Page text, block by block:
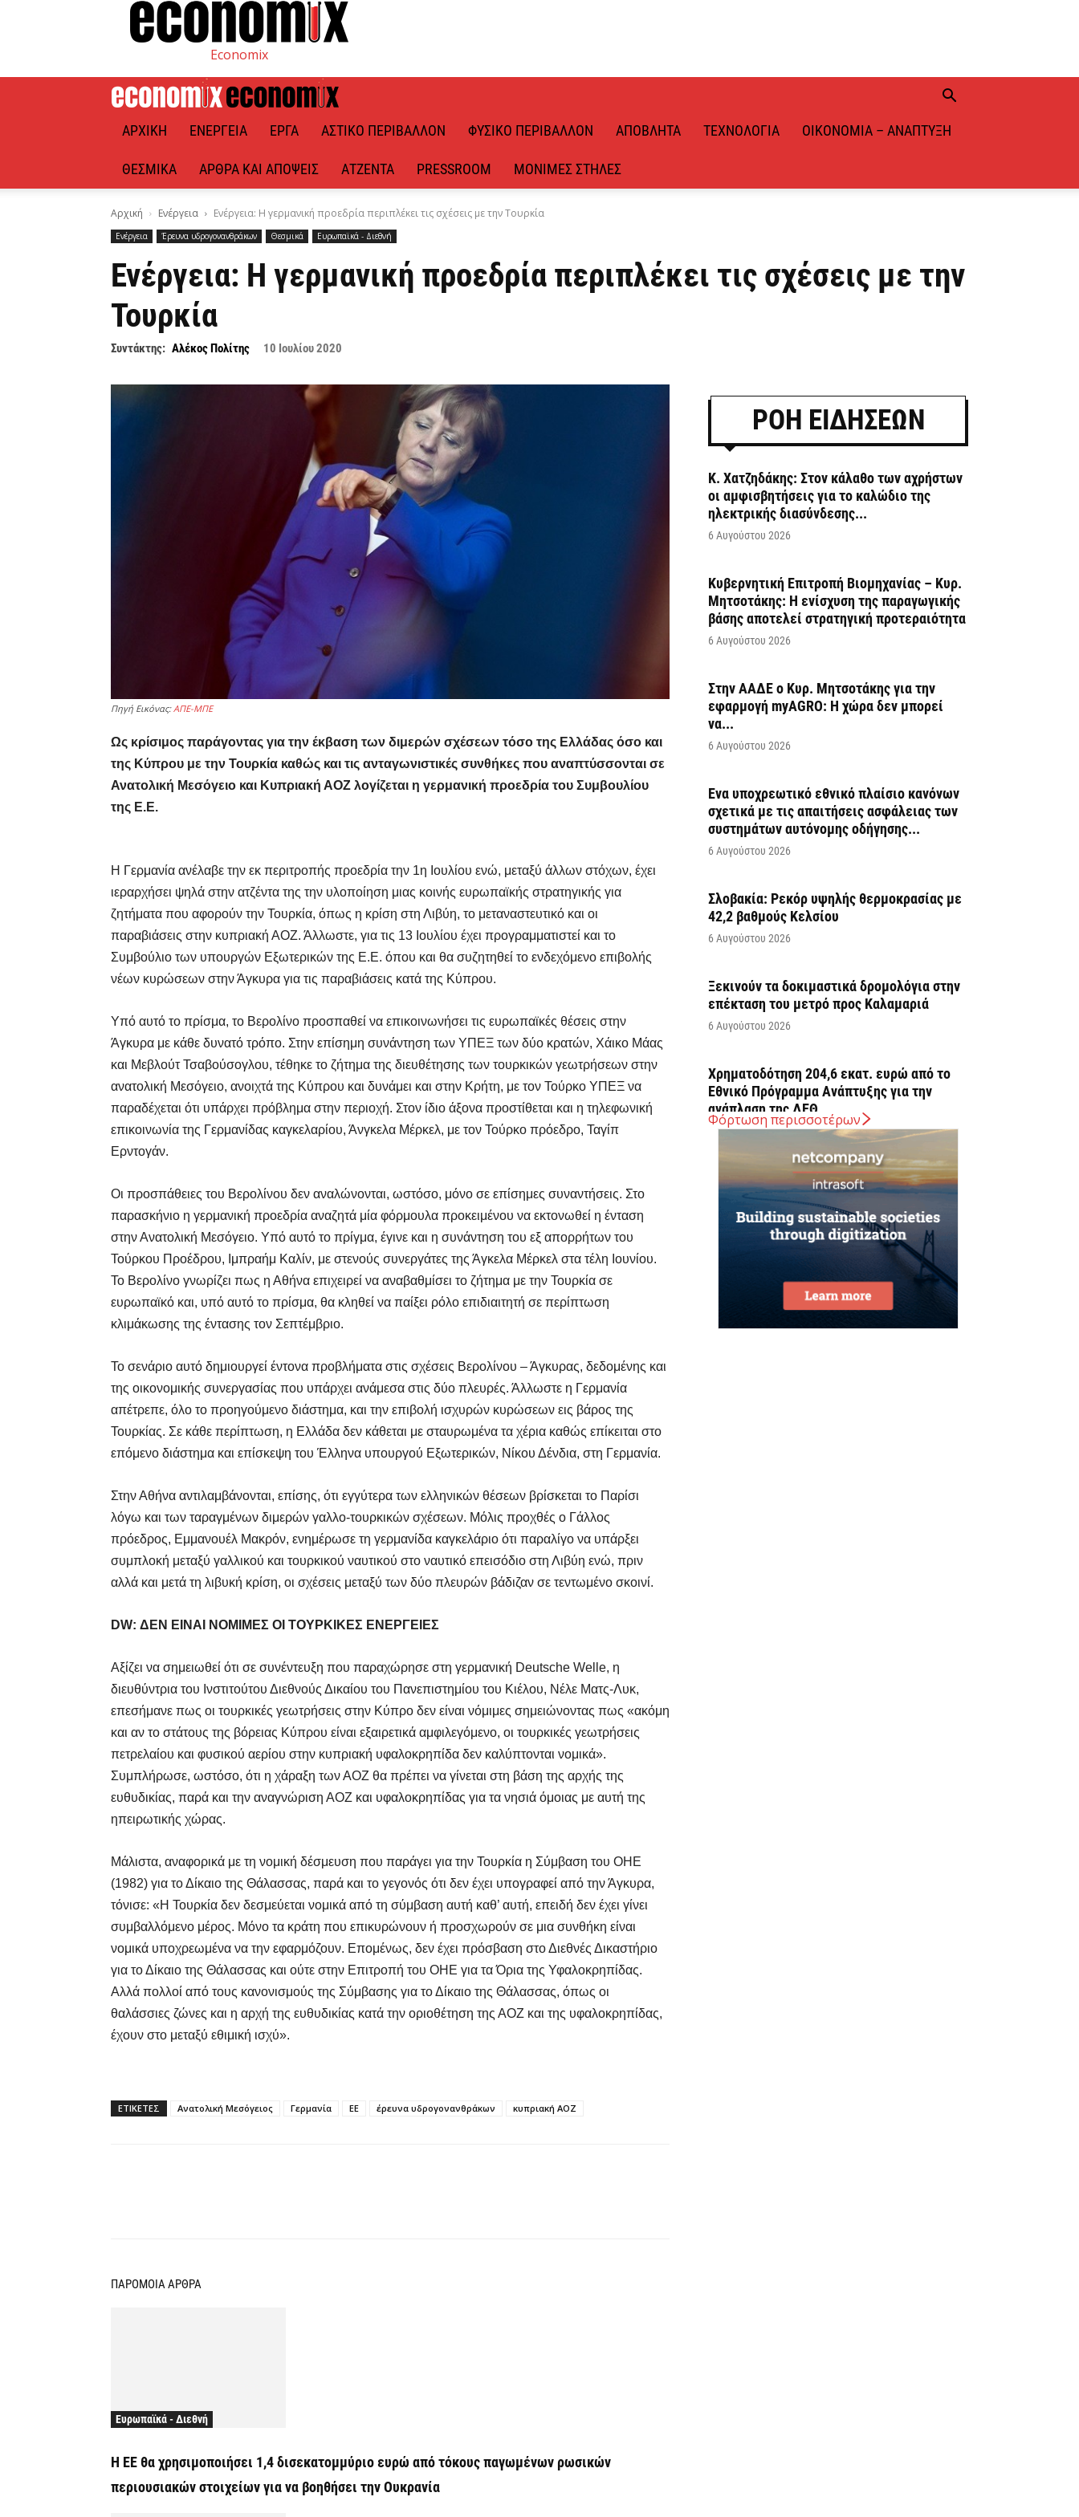
Economix
ΑΡΧΙΚΉ ΕΝΈΡΓΕΙΑ ΈΡΓΑ ΑΣΤΙΚΌ ΠΕΡΙΒΆΛΛΟΝ ΦΥΣΙΚΌ ΠΕΡΙΒΆΛΛΟΝ ΑΠΌΒΛΗΤΑ ΤΕΧΝΟΛΟΓΊΑ ΟΙΚΟΝΟΜΊΑ – ΑΝΆΠΤΥΞΗ
ΘΕΣΜΙΚΆ ΆΡΘΡΑ ΚΑΙ ΑΠΌΨΕΙΣ ΑΤΖΈΝΤΑ PRESSROOM ΜΌΝΙΜΕΣ ΣΤΉΛΕΣ
Αρχική Ενέργεια Ενέργεια: Η γερμανική προεδρία περιπλέκει τις σχέσεις με την Τουρκία
Ενέργεια Έρευνα υδρογονανθράκων Θεσμικά Ευρωπαϊκά - Διεθνή
Ενέργεια: Η γερμανική προεδρία περιπλέκει τις σχέσεις με την
Τουρκία
Συντάκτης: Αλέκος Πολίτης 10 Ιουλίου 2020
Πηγή Εικόνας: ΑΠΕ-ΜΠΕ
Ως κρίσιμος παράγοντας για την έκβαση των διμερών σχέσεων τόσο της Ελλάδας όσο και
της Κύπρου με την Τουρκία καθώς και τις ανταγωνιστικές συνθήκες που αναπτύσσονται σε
Ανατολική Μεσόγειο και Κυπριακή ΑΟΖ λογίζεται η γερμανική προεδρία του Συμβουλίου
της Ε.Ε.
Η Γερμανία ανέλαβε την εκ περιτροπής προεδρία την 1η Ιουλίου ενώ, μεταξύ άλλων στόχων, έχει
ιεραρχήσει ψηλά στην ατζέντα της την υλοποίηση μιας κοινής ευρωπαϊκής στρατηγικής για
ζητήματα που αφορούν την Τουρκία, όπως η κρίση στη Λιβύη, το μεταναστευτικό και οι
παραβιάσεις στην κυπριακή ΑΟΖ. Άλλωστε, για τις 13 Ιουλίου έχει προγραμματιστεί και το
Συμβούλιο των υπουργών Εξωτερικών της Ε.Ε. όπου και θα συζητηθεί το ενδεχόμενο επιβολής
νέων κυρώσεων στην Άγκυρα για τις παραβιάσεις κατά της Κύπρου.
Υπό αυτό το πρίσμα, το Βερολίνο προσπαθεί να επικοινωνήσει τις ευρωπαϊκές θέσεις στην
Άγκυρα με κάθε δυνατό τρόπο. Στην επίσημη συνάντηση των ΥΠΕΞ των δύο κρατών, Χάικο Μάας
και Μεβλούτ Τσαβούσογλου, τέθηκε το ζήτημα της διευθέτησης των τουρκικών γεωτρήσεων στην
ανατολική Μεσόγειο, ανοιχτά της Κύπρου και δυνάμει και στην Κρήτη, με τον Τούρκο ΥΠΕΞ να
παραδέχεται ότι υπάρχει πρόβλημα στην περιοχή. Στον ίδιο άξονα προστίθεται και η τηλεφωνική
επικοινωνία της Γερμανίδας καγκελαρίου, Άνγκελα Μέρκελ, με τον Τούρκο πρόεδρο, Ταγίπ
Ερντογάν.
Οι προσπάθειες του Βερολίνου δεν αναλώνονται, ωστόσο, μόνο σε επίσημες συναντήσεις. Στο
παρασκήνιο η γερμανική προεδρία αναζητά μία φόρμουλα προκειμένου να εκτονωθεί η ένταση
στην Ανατολική Μεσόγειο. Υπό αυτό το πρίγμα, έγινε και η συνάντηση του εξ απορρήτων του
Τούρκου Προέδρου, Ιμπραήμ Καλίν, με στενούς συνεργάτες της Άγκελα Μέρκελ στα τέλη Ιουνίου.
Το Βερολίνο γνωρίζει πως η Αθήνα επιχειρεί να αναβαθμίσει το ζήτημα με την Τουρκία σε
ευρωπαϊκό και, υπό αυτό το πρίσμα, θα κληθεί να παίξει ρόλο επιδιαιτητή σε περίπτωση
κλιμάκωσης της έντασης τον Σεπτέμβριο.
Το σενάριο αυτό δημιουργεί έντονα προβλήματα στις σχέσεις Βερολίνου – Άγκυρας, δεδομένης και
της οικονομικής συνεργασίας που υπάρχει ανάμεσα στις δύο πλευρές. Άλλωστε η Γερμανία
απέτρεπε, όλο το προηγούμενο διάστημα, και την επιβολή ισχυρών κυρώσεων εις βάρος της
Τουρκίας. Σε κάθε περίπτωση, η Ελλάδα δεν κάθεται με σταυρωμένα τα χέρια καθώς επίκειται στο
επόμενο διάστημα και επίσκεψη του Έλληνα υπουργού Εξωτερικών, Νίκου Δένδια, στη Γερμανία.
Στην Αθήνα αντιλαμβάνονται, επίσης, ότι εγγύτερα των ελληνικών θέσεων βρίσκεται το Παρίσι
λόγω και των ταραγμένων διμερών γαλλο-τουρκικών σχέσεων. Μόλις προχθές ο Γάλλος
πρόεδρος, Εμμανουέλ Μακρόν, ενημέρωσε τη γερμανίδα καγκελάριο ότι παραλίγο να υπάρξει
συμπλοκή μεταξύ γαλλικού και τουρκικού ναυτικού στο ναυτικό επεισόδιο στη Λιβύη ενώ, πριν
αλλά και μετά τη λιβυκή κρίση, οι σχέσεις μεταξύ των δύο πλευρών βάδιζαν σε τεντωμένο σκοινί.
DW: ΔΕΝ ΕΙΝΑΙ ΝΟΜΙΜΕΣ ΟΙ ΤΟΥΡΚΙΚΕΣ ΕΝΕΡΓΕΙΕΣ
Αξίζει να σημειωθεί ότι σε συνέντευξη που παραχώρησε στη γερμανική Deutsche Welle, η
διευθύντρια του Ινστιτούτου Διεθνούς Δικαίου του Πανεπιστημίου του Κιέλου, Νέλε Ματς-Λυκ,
επεσήμανε πως οι τουρκικές γεωτρήσεις στην Κύπρο δεν είναι νόμιμες σημειώνοντας πως «ακόμη
και αν το στάτους της βόρειας Κύπρου είναι εξαιρετικά αμφιλεγόμενο, οι τουρκικές γεωτρήσεις
πετρελαίου και φυσικού αερίου στην κυπριακή υφαλοκρηπίδα δεν καλύπτονται νομικά».
Συμπλήρωσε, ωστόσο, ότι η χάραξη των ΑΟΖ θα πρέπει να γίνεται στη βάση της αρχής της
ευθυδικίας, παρά και την αναγνώριση ΑΟΖ και υφαλοκρηπίδας για τα νησιά όμοιας με αυτή της
ηπειρωτικής χώρας.
Μάλιστα, αναφορικά με τη νομική δέσμευση που παράγει για την Τουρκία η Σύμβαση του ΟΗΕ
(1982) για το Δίκαιο της Θάλασσας, παρά και το γεγονός ότι δεν έχει υπογραφεί από την Άγκυρα,
τόνισε: «Η Τουρκία δεν δεσμεύεται νομικά από τη σύμβαση αυτή καθ’ αυτή, επειδή δεν έχει γίνει
συμβαλλόμενο μέρος. Μόνο τα κράτη που επικυρώνουν ή προσχωρούν σε μια συνθήκη είναι
νομικά υποχρεωμένα να την εφαρμόζουν. Επομένως, δεν έχει πρόσβαση στο Διεθνές Δικαστήριο
για το Δίκαιο της Θάλασσας και ούτε στην Επιτροπή του ΟΗΕ για τα Όρια της Υφαλοκρηπίδας.
Αλλά πολλοί από τους κανονισμούς της Σύμβασης για το Δίκαιο της Θάλασσας, όπως οι
θαλάσσιες ζώνες και η αρχή της ευθυδικίας κατά την οριοθέτηση της ΑΟΖ και της υφαλοκρηπίδας,
έχουν στο μεταξύ εθιμική ισχύ».
ΕΤΙΚΕΤΕΣ Ανατολική Μεσόγειος Γερμανία ΕΕ έρευνα υδρογονανθράκων κυπριακή ΑΟΖ
ΠΑΡΟΜΟΙΑ ΑΡΘΡΑ
Ευρωπαϊκά - Διεθνή
Η ΕΕ θα χρησιμοποιήσει 1,4 δισεκατομμύριο ευρώ από τόκους παγωμένων ρωσικών
περιουσιακών στοιχείων για να βοηθήσει την Ουκρανία
ΡΟΗ ΕΙΔΗΣΕΩΝ
Κ. Χατζηδάκης: Στον κάλαθο των αχρήστων
οι αμφισβητήσεις για το καλώδιο της
ηλεκτρικής διασύνδεσης...
6 Αυγούστου 2026
Κυβερνητική Επιτροπή Βιομηχανίας – Κυρ.
Μητσοτάκης: Η ενίσχυση της παραγωγικής
βάσης αποτελεί στρατηγική προτεραιότητα
6 Αυγούστου 2026
Στην ΑΑΔΕ ο Κυρ. Μητσοτάκης για την
εφαρμογή myAGRO: Η χώρα δεν μπορεί
να...
6 Αυγούστου 2026
Ένα υποχρεωτικό εθνικό πλαίσιο κανόνων
σχετικά με τις απαιτήσεις ασφάλειας των
συστημάτων αυτόνομης οδήγησης...
6 Αυγούστου 2026
Σλοβακία: Ρεκόρ υψηλής θερμοκρασίας με
42,2 βαθμούς Κελσίου
6 Αυγούστου 2026
Ξεκινούν τα δοκιμαστικά δρομολόγια στην
επέκταση του μετρό προς Καλαμαριά
6 Αυγούστου 2026
Χρηματοδότηση 204,6 εκατ. ευρώ από το
Εθνικό Πρόγραμμα Ανάπτυξης για την
ανάπλαση της ΔΕΘ
6 Αυγούστου 2026
ΟΠΕΚΑ: Αύριο η δεύτερη πληρωμή των
δικαιούχων του Λογαριασμού Αγροτικής
Εστίας
6 Αυγούστου 2026
CrediaBank: Στα 53,6 εκατ. ευρώ τα
επαναλαμβανόμενα λειτουργικά κέρδη
Φόρτωση περισσοτέρων